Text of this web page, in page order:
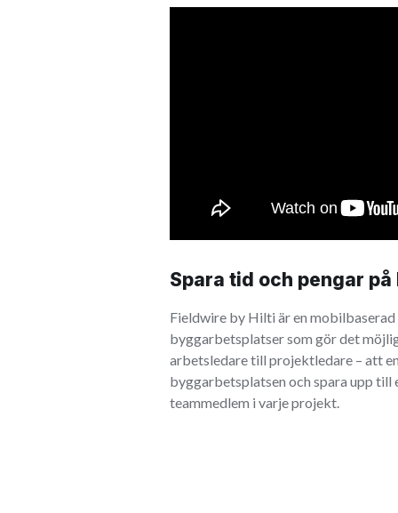
Spara tid och pengar
Fieldwire by Hilti är en
byggarbetsplatser som gör det
arbetsledare till projektledare – att
byggarbetsplatsen och spara upp till
teammedlem i varje projekt.